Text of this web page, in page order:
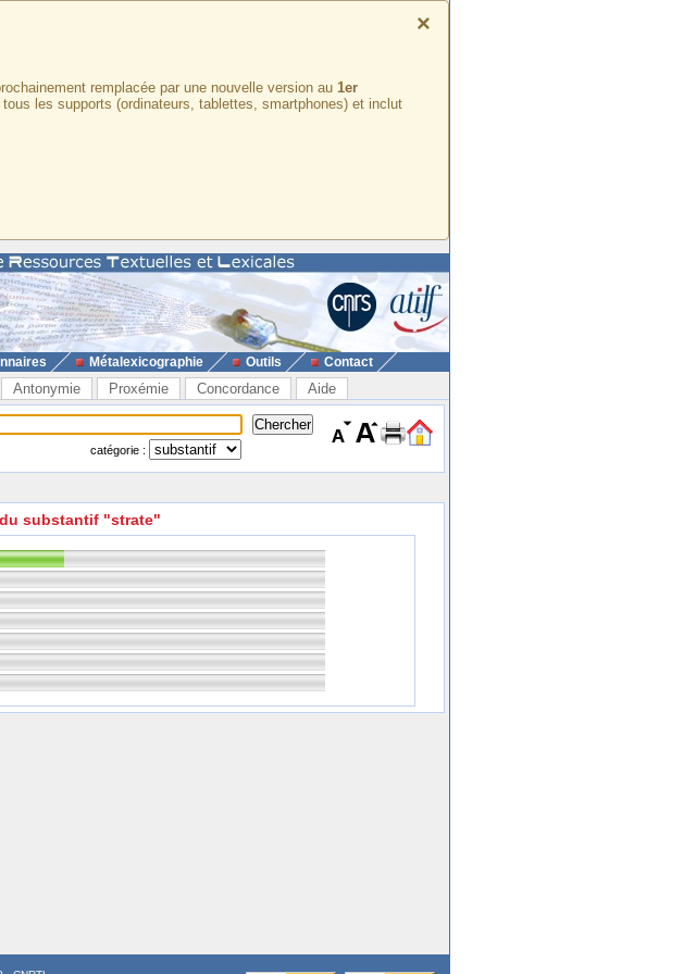
×
remplacée par une nouvelle version au 1er
les supports (ordinateurs, tablettes, smartphones) et inclut
Métalexicographie Outils Contact
Antonymie Proxémie Concordance Aide
catégorie :
substantif "strate"